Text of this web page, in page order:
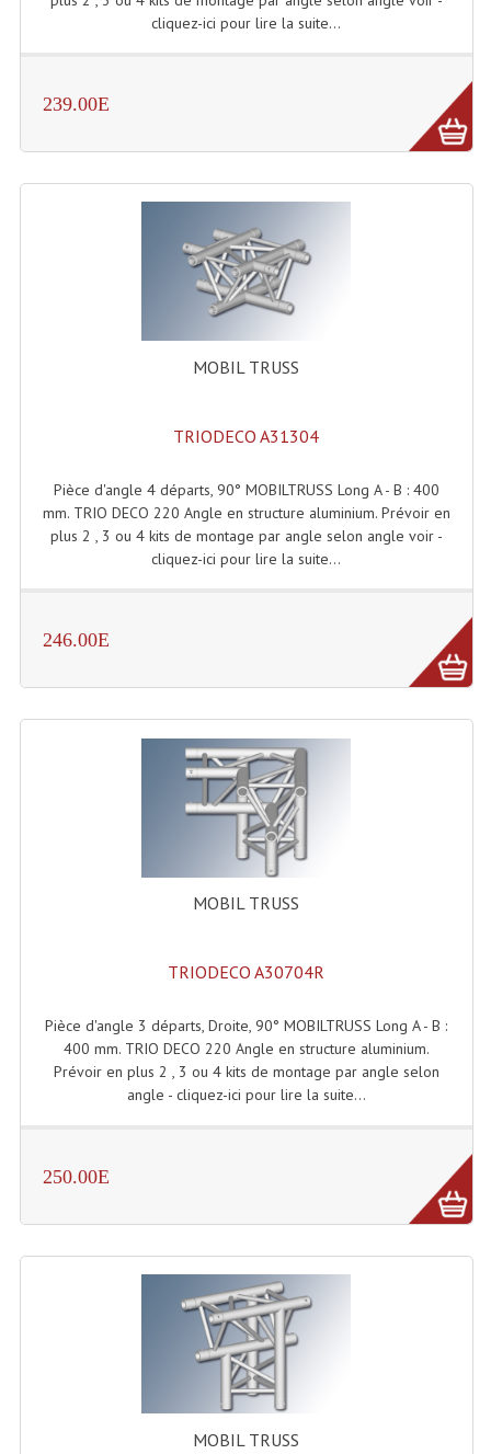
Projecteurs À Leds D'extérieurs
Projecteurs Théâtre Led
Projecteurs Traditionnels
Projecteurs Cycliodes
Projecteurs Par : 16 À 64 Et Autres
Projecteurs Théatre: Plan Convexe Fresnel
Rampe De Spots
Câblage Electrique
Câble Rallonge DMX512 MIDI
Câbles Module, Cables Audio
Connectiques, Prises Etc...
Adaptateurs Audio
Divers Bricolage
Public-Adress
Accessoires Public-Adress L100V
Amplificateurs (L 100v)
cliquez-ici pour lire la suite...
239.00E
MOBIL TRUSS
TRIODECO A31304
Pièce d'angle 4 départs, 90° MOBILTRUSS Long A - B : 400
mm. TRIO DECO 220 Angle en structure aluminium. Prévoir en
plus 2 , 3 ou 4 kits de montage par angle selon angle voir -
cliquez-ici pour lire la suite...
246.00E
MOBIL TRUSS
TRIODECO A30704R
Pièce d'angle 3 départs, Droite, 90° MOBILTRUSS Long A - B :
400 mm. TRIO DECO 220 Angle en structure aluminium.
Prévoir en plus 2 , 3 ou 4 kits de montage par angle selon
angle - cliquez-ici pour lire la suite...
250.00E
MOBIL TRUSS